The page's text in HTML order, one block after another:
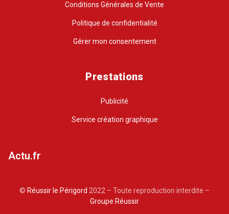
Conditions Générales de Vente
Politique de confidentialité
Gérer mon consentement
Prestations
Publicité
Service création graphique
Actu.fr
© Réussir le Périgord 2022 – Toute reproduction interdite –
Groupe Réussir